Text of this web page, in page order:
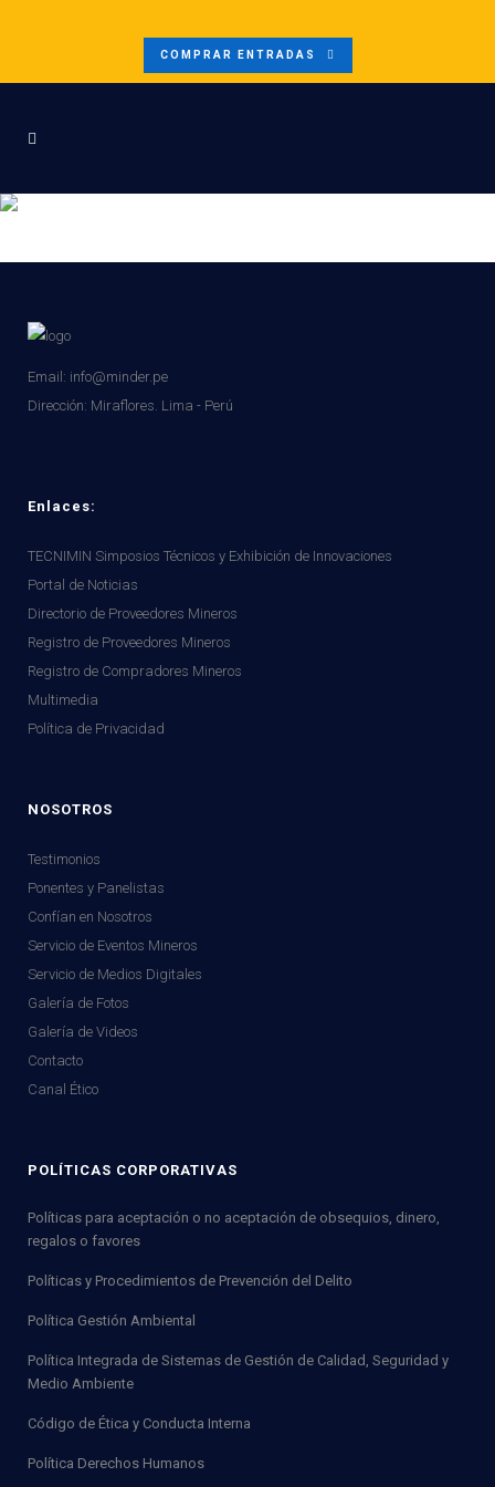
COMPRAR ENTRADAS
Email: info@minder.pe
Dirección: Miraflores. Lima - Perú
Enlaces:
TECNIMIN Simposios Técnicos y Exhibición de Innovaciones
Portal de Noticias
Directorio de Proveedores Mineros
Registro de Proveedores Mineros
Registro de Compradores Mineros
Multimedia
Política de Privacidad
NOSOTROS
Testimonios
Ponentes y Panelistas
Confían en Nosotros
Servicio de Eventos Mineros
Servicio de Medios Digitales
Galería de Fotos
Galería de Videos
Contacto
Canal Ético
POLÍTICAS CORPORATIVAS
Políticas para aceptación o no aceptación de obsequios, dinero,
regalos o favores
Políticas y Procedimientos de Prevención del Delito
Política Gestión Ambiental
Política Integrada de Sistemas de Gestión de Calidad, Seguridad y
Medio Ambiente
Código de Ética y Conducta Interna
Política Derechos Humanos